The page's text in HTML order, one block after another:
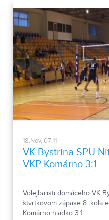
18.Nov, 07:11
VK Bystrina SPU
VKP Komárno 3:1
Volejbalisti domáceho VK
štvrtkovom zápase 8. kola
Komárno hladko 3:1.